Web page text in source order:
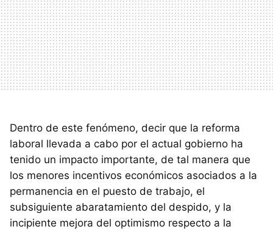
Dentro de este fenómeno, decir que la reforma
laboral llevada a cabo por el actual gobierno ha
tenido un impacto importante, de tal manera que
los menores incentivos económicos asociados a la
permanencia en el puesto de trabajo, el
subsiguiente abaratamiento del despido, y la
incipiente mejora del optimismo respecto a la